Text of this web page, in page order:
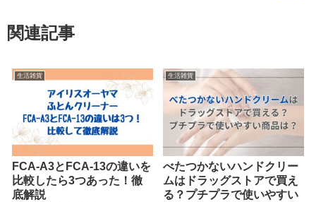
関連記事
生活雑貨
FCA-A3とFCA-13の違いを
比較したら3つあった！徹
底解説
生活雑貨
べたつかないハンドクリー
ムはドラッグストアで買え
る？プチプラで使いやすい